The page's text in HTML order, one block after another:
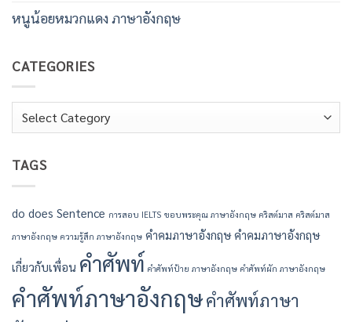
หนูน้อยหมวกแดง ภาษาอังกฤษ
CATEGORIES
Categories
TAGS
do does Sentence การสอบ IELTS ขอบพระคุณ ภาษาอังกฤษ คริสต์มาส คริสต์มาส
ภาษาอังกฤษ ความรู้สึก ภาษาอังกฤษ คำคมภาษาอังกฤษ คำคมภาษาอังกฤษ
เกี่ยวกับเพื่อน คำศัพท์ คำศัพท์ป้าย ภาษาอังกฤษ คำศัพท์ผัก ภาษาอังกฤษ
คำศัพท์ภาษาอังกฤษคำศัพท์ภาษา